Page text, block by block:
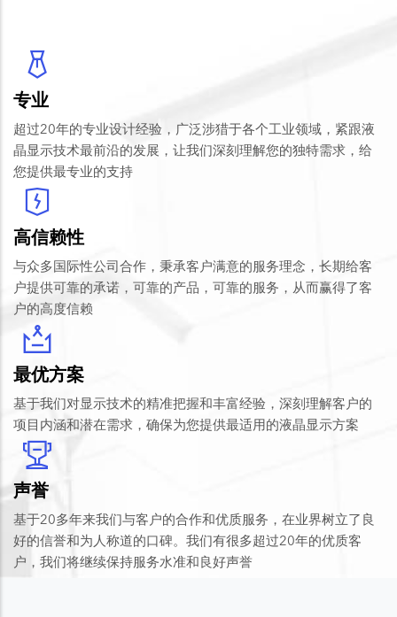
专业
超过20年的专业设计经验，广泛涉猎于各个工业领域，紧跟液
晶显示技术最前沿的发展，让我们深刻理解您的独特需求，给
您提供最专业的支持
高信赖性
与众多国际性公司合作，秉承客户满意的服务理念，长期给客
户提供可靠的承诺，可靠的产品，可靠的服务，从而赢得了客
户的高度信赖
最优方案
基于我们对显示技术的精准把握和丰富经验，深刻理解客户的
项目内涵和潜在需求，确保为您提供最适用的液晶显示方案
声誉
基于20多年来我们与客户的合作和优质服务，在业界树立了良
好的信誉和为人称道的口碑。我们有很多超过20年的优质客
户，我们将继续保持服务水准和良好声誉